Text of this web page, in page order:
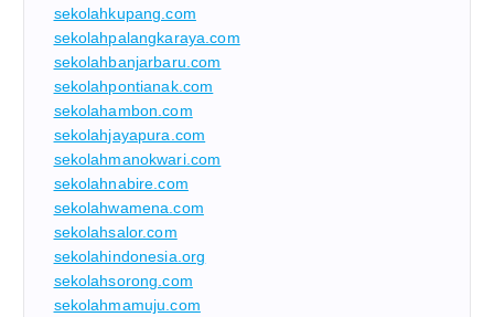
sekolahkupang.com
sekolahpalangkaraya.com
sekolahbanjarbaru.com
sekolahpontianak.com
sekolahambon.com
sekolahjayapura.com
sekolahmanokwari.com
sekolahnabire.com
sekolahwamena.com
sekolahsalor.com
sekolahindonesia.org
sekolahsorong.com
sekolahmamuju.com